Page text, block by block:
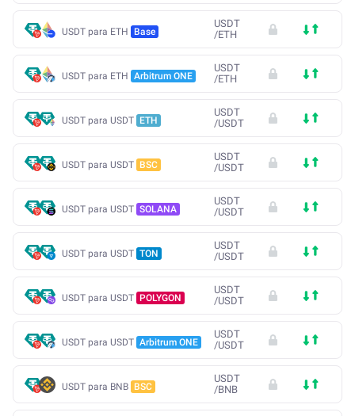
USDT para ETH Base
USDT
/ETH
USDT para ETH Arbitrum ONE
USDT
/ETH
USDT para USDT ETH
USDT
/USDT
USDT para USDT BSC
USDT
/USDT
USDT para USDT SOLANA
USDT
/USDT
USDT para USDT TON
USDT
/USDT
USDT para USDT POLYGON
USDT
/USDT
USDT para USDT Arbitrum ONE
USDT
/USDT
USDT para BNB BSC
USDT
/BNB